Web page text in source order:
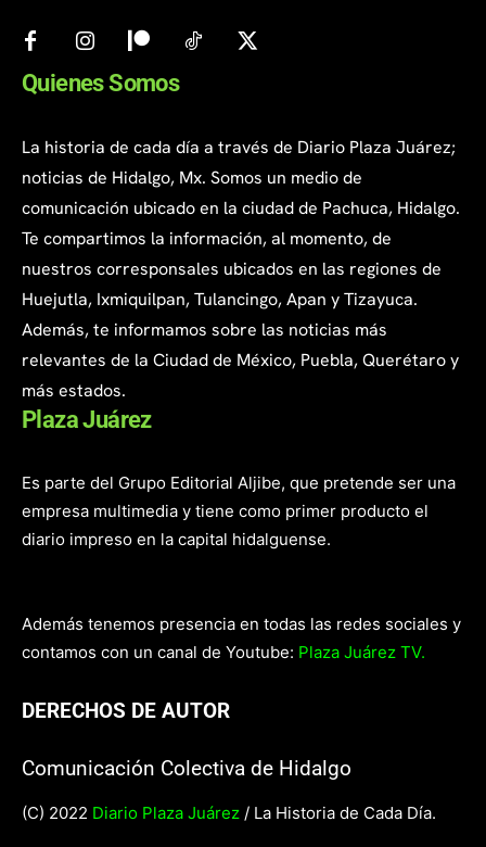
Quienes Somos
La historia de cada día a través de Diario Plaza Juárez;
noticias de Hidalgo, Mx. Somos un medio de
comunicación ubicado en la ciudad de Pachuca, Hidalgo.
Te compartimos la información, al momento, de
nuestros corresponsales ubicados en las regiones de
Huejutla, Ixmiquilpan, Tulancingo, Apan y Tizayuca.
Además, te informamos sobre las noticias más
relevantes de la Ciudad de México, Puebla, Querétaro y
más estados.
Plaza Juárez
Es parte del Grupo Editorial Aljibe, que pretende ser una
empresa multimedia y tiene como primer producto el
diario impreso en la capital hidalguense.
Además tenemos presencia en todas las redes sociales y
contamos con un canal de Youtube: Plaza Juárez TV.
DERECHOS DE AUTOR
Comunicación Colectiva de Hidalgo
(C) 2022 Diario Plaza Juárez / La Historia de Cada Día.